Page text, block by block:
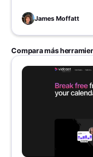
la colaboración
con estas
invaluables!
James Moffatt
Compara más